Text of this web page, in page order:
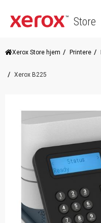
Store
Xerox Store hjem Printere
Xerox B225